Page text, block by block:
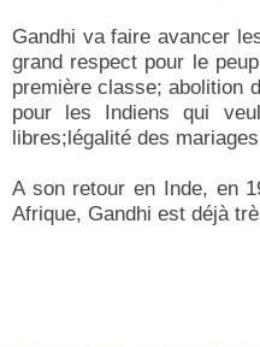
Gandhi va faire avancer
grand respect pour le
première classe; abolition
pour les Indiens qui
libres;légalité des
A son retour en Inde, en
Afrique, Gandhi est déjà